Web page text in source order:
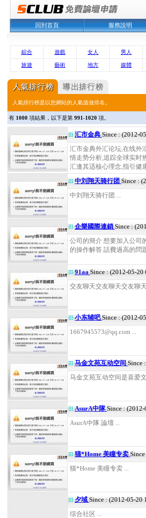
回到首頁 服務說明
綜合 遊戲 女人 男人
旅遊 藝術 地方 媒體
人氣排行榜是以您網站的人氣值做排名。
有 1000 項結果，以下是第 991-1020 項。
汇市金典Since : (2012-
汇市金典外汇论坛,在线外
情走势分析,追踪全球实时
汇逢其适核心理念,指引健
中刘翔天骑行团 Since :
中刘翔天骑行团 ...
企樂國際連鎖 Since :
公司的簡介 想要加入公司
的操作解答 話費過高的問
91aa Since : (2012-05-20
交友聊天交友聊天交友聊
小东辅吧Since : (2012-
1667945573@qq.com ...
马金文苑互动空间 Since
马金文苑互动空间是喜爱
AsurA中隊Since :
AsurA中隊 論壇 ...
猫*Home 美瞳专卖
猫*Home 美瞳专卖 ...
夕域 Since : (2012-05-20
综合社区 ...